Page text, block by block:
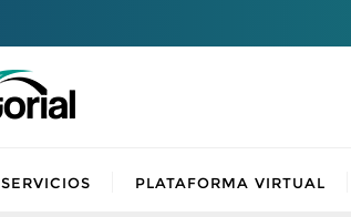
SERVICIOS PLATAFORMA VIRTUAL